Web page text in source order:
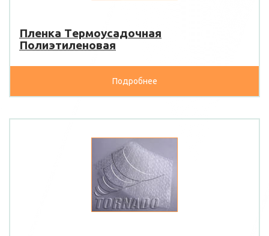
Пленка Tермоусадочная
Полиэтиленовая
Подробнее